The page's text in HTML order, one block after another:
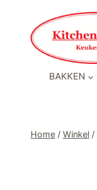
inhoud
BAKKEN
Home / Winkel /